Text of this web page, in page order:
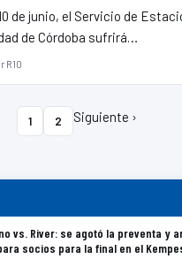
de junio, el Servicio de
de Córdoba sufrirá…
R10
1 2 Siguiente ›
vs. River: se agotó la preventa y
socios para la final en el